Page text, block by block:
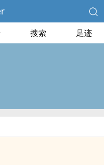
搜索 足迹